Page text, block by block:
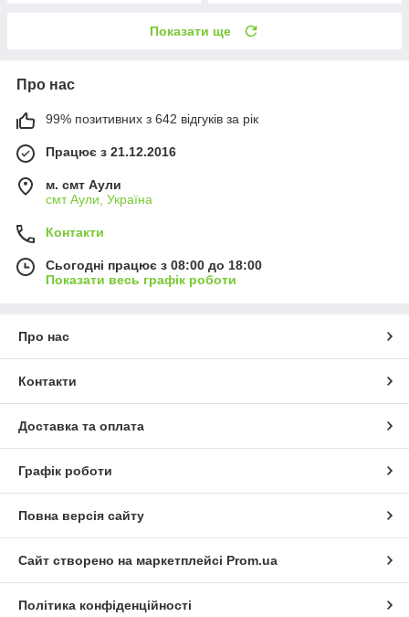
Показати ще
Про нас
99% позитивних з 642 відгуків за рік
Працює з 21.12.2016
м. смт Аули
смт Аули, Україна
Контакти
Сьогодні працює з 08:00 до 18:00
Показати весь графік роботи
Про нас
Контакти
Доставка та оплата
Графік роботи
Повна версія сайту
Сайт створено на маркетплейсі Prom.ua
Політика конфіденційності